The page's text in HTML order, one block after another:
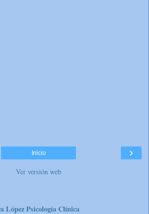
›
Inicio
Ver versión web
López Psicología Clínica